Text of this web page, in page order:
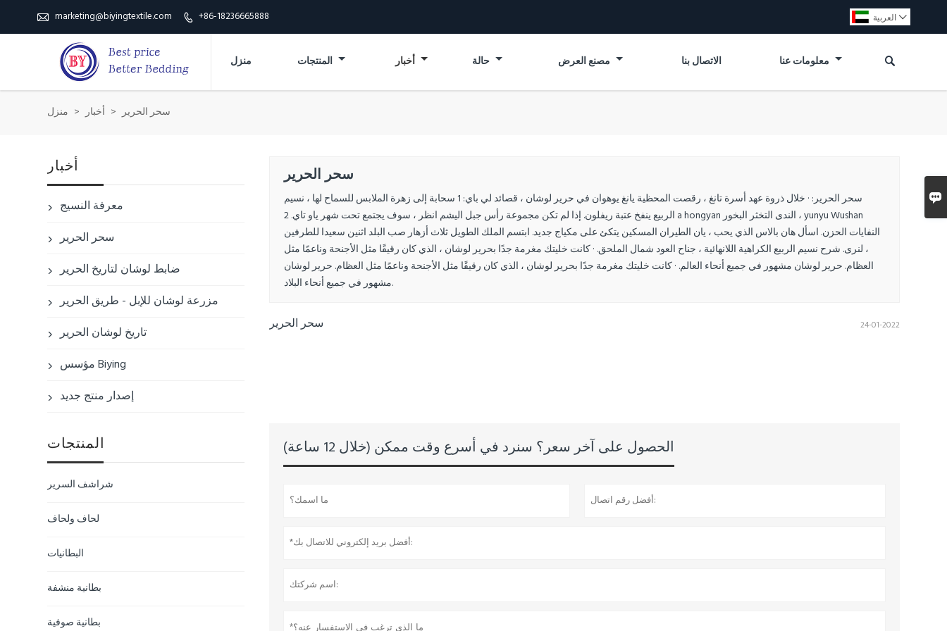

 marketing@biyingtextile.com  +86-18236665888 العربية 
منزل الاتصال بنا 
منزل > أخبار > سحر الحرير
سحر الحرير
سحر الحرير: · خلال ذروة عهد أسرة تانغ ، رقصت المحظية يانغ يوهوان في حرير لوشان ، قصائد لي باي: 1 سحابة إلى زهرة الملابس للسماح لها ، نسيم
الربيع ينفخ عتبة ريفلون. إذا لم تكن مجموعة رأس جبل اليشم انظر ، سوف يجتمع تحت شهر ياو تاي. 2 a hongyan الندى التخثر البخور ، yunyu Wushan
النفايات الحزن. اسأل هان بالاس الذي يحب ، يان الطيران المسكين يتكئ على مكياج جديد. ابتسم الملك الطويل ثلاث أزهار صب البلد اثنين سعيدا للطرفين
، لنرى. شرح نسيم الربيع الكراهية اللانهائية ، جناح العود شمال الملحق. · كانت خليتك مغرمة جدًا بحرير لوشان ، الذي كان رقيقًا مثل الأجنحة وناعمًا مثل
العظام. حرير لوشان مشهور في جميع أنحاء العالم. · كانت خليتك مغرمة جدًا بحرير لوشان ، الذي كان رقيقًا مثل الأجنحة وناعمًا مثل العظام. حرير لوشان
مشهور في جميع أنحاء البلاد.
سحر الحرير 24-01-2022
الحصول على آخر سعر؟ سنرد في أسرع وقت ممكن (خلال 12 ساعة)
أخبار
 معرفة النسيج
 سحر الحرير
 ضابط لوشان لتاريخ الحرير
 مزرعة لوشان للإبل - طريق الحرير
 تاريخ لوشان الحرير
 مؤسس Biying
 إصدار منتج جديد
المنتجات
شراشف السرير
لحاف ولحاف
البطانيات
بطانية منشفة
بطانية صوفية